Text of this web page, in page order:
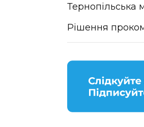
Тернопільська
Рішення